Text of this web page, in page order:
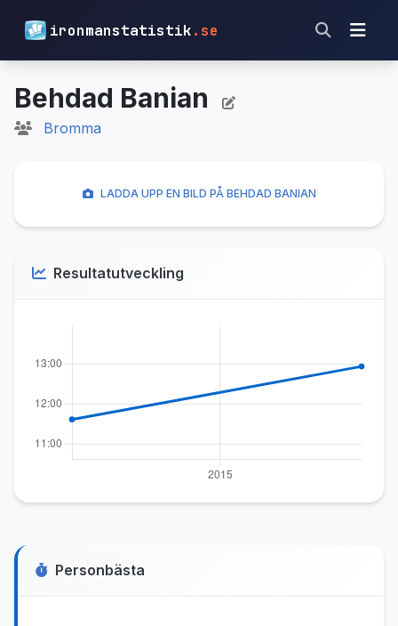
ironmanstatistik.se
Behdad Banian
Bromma
Personbästa
LADDA UPP EN BILD PÅ BEHDAD BANIAN
Resultatutveckling